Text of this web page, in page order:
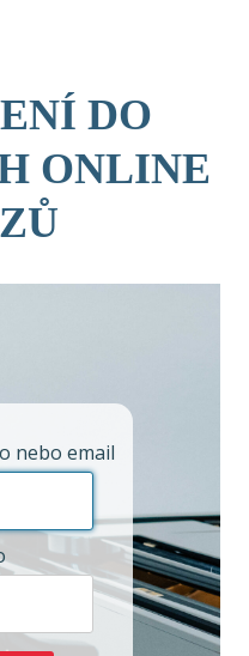
DO
ONLINE
nebo email